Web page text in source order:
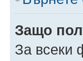
Защо
За всеки